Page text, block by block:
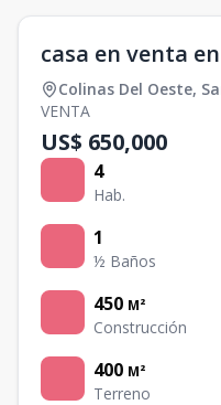
casa en venta
Colinas Del Oeste,
VENTA
US$ 650,000
4
Hab.
1
½ Baños
450 M²
Construcción
400 M²
Terreno